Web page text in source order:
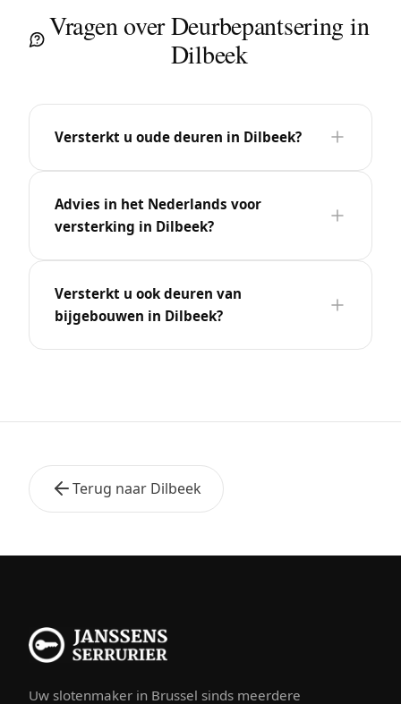
Vragen over Deurbepantsering in
Dilbeek
Versterkt u oude deuren in Dilbeek?
Advies in het Nederlands voor
versterking in Dilbeek?
Versterkt u ook deuren van
bijgebouwen in Dilbeek?
Terug naar Dilbeek
Uw slotenmaker in Brussel sinds meerdere